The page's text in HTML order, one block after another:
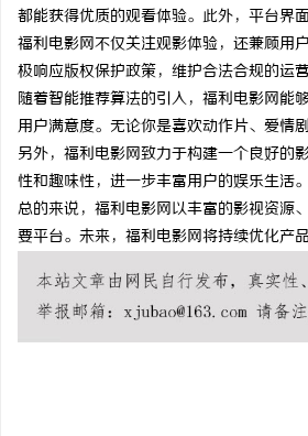
都能获得优质的观看体验。此外，平台界
福利电影网不仅关注观影体验，还兼顾用
极响应版权保护政策，维护合法合规的运
随着智能推荐算法的引入，福利电影网能
用户满意度。无论你是喜欢动作片、爱情
另外，福利电影网致力于构建一个良好的
性和趣味性，进一步丰富用户的娱乐生活。
总的来说，福利电影网以丰富的影视资源
要平台。未来，福利电影网将持续优化产